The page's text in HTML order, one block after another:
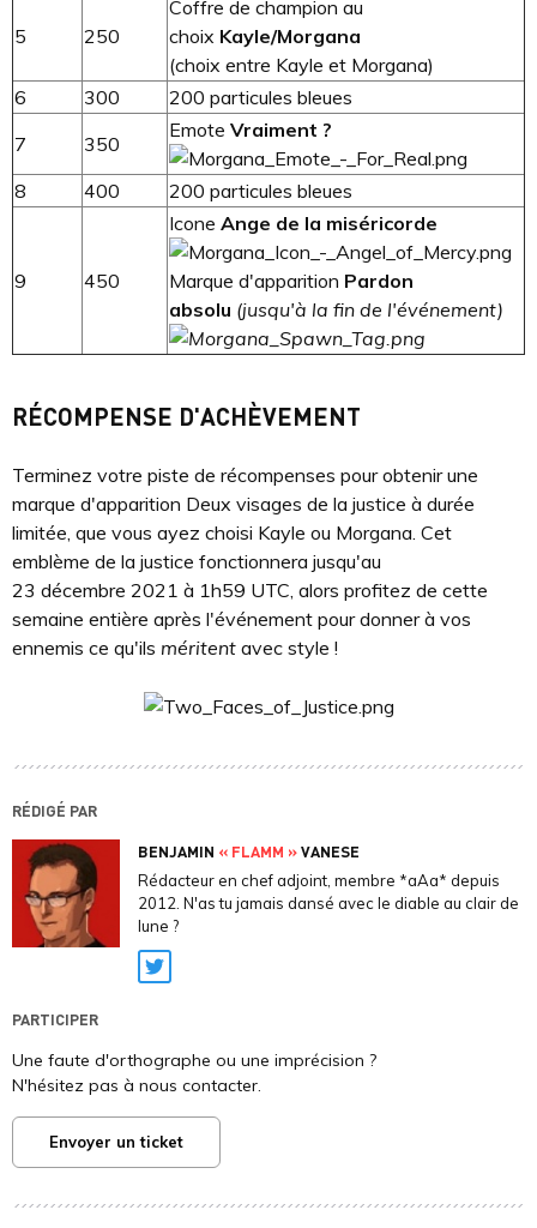
5 250
Coffre de champion au
choix Kayle/Morgana
(choix entre Kayle et Morgana)
6
300
200 particules bleues
7
350
Emote Vraiment ?
8 400 200 particules bleues
9 450
Icone Ange de la miséricorde
Marque d'apparition Pardon
absolu (jusqu'à la fin de l'événement)
RÉCOMPENSE D'ACHÈVEMENT
Terminez votre piste de récompenses pour obtenir une
marque d'apparition Deux visages de la justice à durée
limitée, que vous ayez choisi Kayle ou Morgana. Cet
emblème de la justice fonctionnera jusqu'au
23 décembre 2021 à 1h59 UTC, alors profitez de cette
semaine entière après l'événement pour donner à vos
ennemis ce qu'ils méritent avec style !
RÉDIGÉ PAR
BENJAMIN « FLAMM »VANESE
Rédacteur en chef adjoint, membre *aAa* depuis
2012. N'as tu jamais dansé avec le diable au clair de
lune ?
Twitter
PARTICIPER
Une faute d'orthographe ou une imprécision ?
N'hésitez pas à nous contacter.
Envoyer un ticket